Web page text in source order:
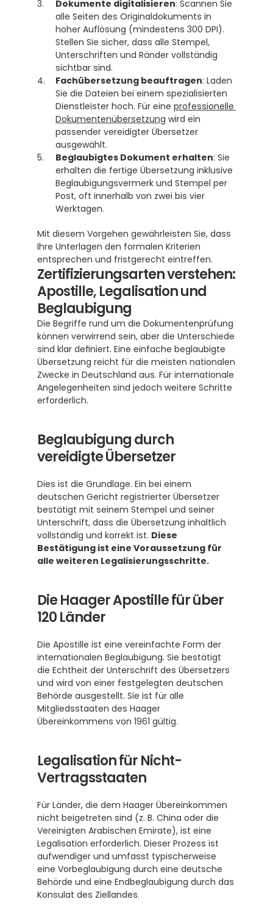
Dokumente digitalisieren: Scannen Sie
alle Seiten des Originaldokuments in
hoher Auflösung (mindestens 300 DPI).
Stellen Sie sicher, dass alle Stempel,
Unterschriften und Ränder vollständig
sichtbar sind.
Fachübersetzung beauftragen: Laden
Sie die Dateien bei einem spezialisierten
Dienstleister hoch. Für eine professionelle
Dokumentenübersetzung wird ein
passender vereidigter Übersetzer
ausgewählt.
Beglaubigtes Dokument erhalten: Sie
erhalten die fertige Übersetzung inklusive
Beglaubigungsvermerk und Stempel per
Post, oft innerhalb von zwei bis vier
Werktagen.
Mit diesem Vorgehen gewährleisten Sie, dass
Ihre Unterlagen den formalen Kriterien
entsprechen und fristgerecht eintreffen.
Zertifizierungsarten verstehen:
Apostille, Legalisation und
Beglaubigung
Die Begriffe rund um die Dokumentenprüfung
können verwirrend sein, aber die Unterschiede
sind klar definiert. Eine einfache beglaubigte
Übersetzung reicht für die meisten nationalen
Zwecke in Deutschland aus. Für internationale
Angelegenheiten sind jedoch weitere Schritte
erforderlich.
Beglaubigung durch
vereidigte Übersetzer
Dies ist die Grundlage. Ein bei einem
deutschen Gericht registrierter Übersetzer
bestätigt mit seinem Stempel und seiner
Unterschrift, dass die Übersetzung inhaltlich
vollständig und korrekt ist. Diese
Bestätigung ist eine Voraussetzung für
alle weiteren Legalisierungsschritte.
Die Haager Apostille für über
120 Länder
Die Apostille ist eine vereinfachte Form der
internationalen Beglaubigung. Sie bestätigt
die Echtheit der Unterschrift des Übersetzers
und wird von einer festgelegten deutschen
Behörde ausgestellt. Sie ist für alle
Mitgliedsstaaten des Haager
Übereinkommens von 1961 gültig.
Legalisation für Nicht-
Vertragsstaaten
Für Länder, die dem Haager Übereinkommen
nicht beigetreten sind (z. B. China oder die
Vereinigten Arabischen Emirate), ist eine
Legalisation erforderlich. Dieser Prozess ist
aufwendiger und umfasst typischerweise
eine Vorbeglaubigung durch eine deutsche
Behörde und eine Endbeglaubigung durch das
Konsulat des Ziellandes.